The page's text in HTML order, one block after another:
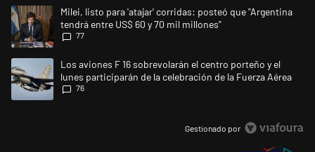
Este listado muestra los artículos con más comentarios en los últimos
Un artículo de tendencia con el título "Milei, listo para 'atajar' corridas:
Milei, listo para 'atajar' corridas: posteó que "Argentina
tendrá entre US$ 60 y 70 mil millones"
77
Un artículo de tendencia con el título "Los aviones F 16 sobrevolarán
Los aviones F 16 sobrevolarán el centro porteño y el
lunes participarán de la celebración de la Fuerza Aérea
76
Gestionado por